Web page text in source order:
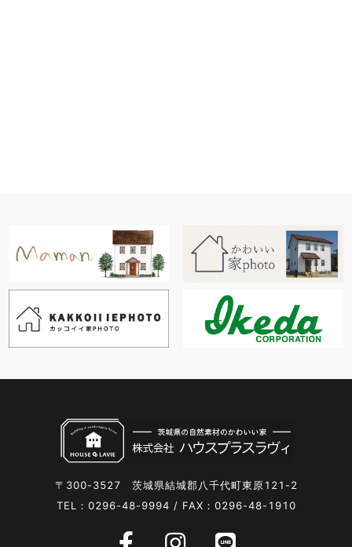
〒300-3527 茨城県結城郡八千代町東原121-2
TEL：0296-48-9994 / FAX：0296-48-1910